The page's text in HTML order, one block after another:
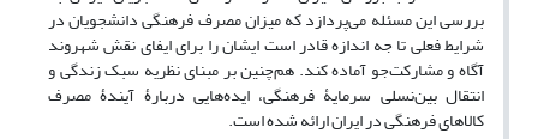
بررسی این مسئله می‌پردازد که میزان مصرف فرهنگی دانشجویان در
شرایط فعلی تا جه اندازه قادر است ایشان را برای ایفای نقش شهروند
آگاه و مشارکت‌جو آماده کند. هم‌چنین بر مبنای نظریه سبک زندگی و
انتقال بین‌نسلی سرمایۀ فرهنگی، ایده‌هایی دربارۀ آیندۀ مصرف
کالاهای فرهنگی در ایران ارائه شده است.